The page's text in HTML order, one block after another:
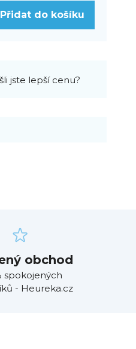
Přidat do košíku
jste lepší cenu?
obchod
spokojených
- Heureka.cz